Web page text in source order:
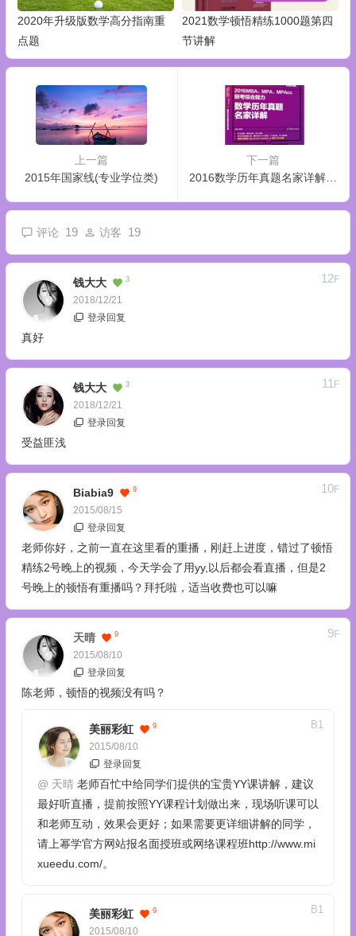
2020年升级版数学高分指南重
点题
2021数学顿悟精练1000题第四
节讲解
上一篇
2015年国家线(专业学位类)
下一篇
2016数学历年真题名家详解上市！
评论 19 访客 19
钱大大 3
2018/12/21
12F
登录回复
真好
钱大大 3
2018/12/21
11 F
登录回复
受益匪浅
Biabia9 9
2015/08/15
10F
登录回复
老师你好，之前一直在这里看的重播，刚赶上进度，错过了顿悟
精练2号晚上的视频，今天学会了用yy,以后都会看直播，但是2
号晚上的顿悟有重播吗？拜托啦，适当收费也可以嘛
天晴 9
2015/08/10
9F
登录回复
陈老师，顿悟的视频没有吗？
美丽彩虹 9
2015/08/10
B1
登录回复
@ 天晴老师百忙中给同学们提供的宝贵YY课讲解，建议
最好听直播，提前按照YY课程计划做出来，现场听课可以
和老师互动，效果会更好；如果需要更详细讲解的同学，
请上幂学官方网站报名面授班或网络课程班http://www.mi
xueedu.com/。
美丽彩虹 9
2015/08/10
B1